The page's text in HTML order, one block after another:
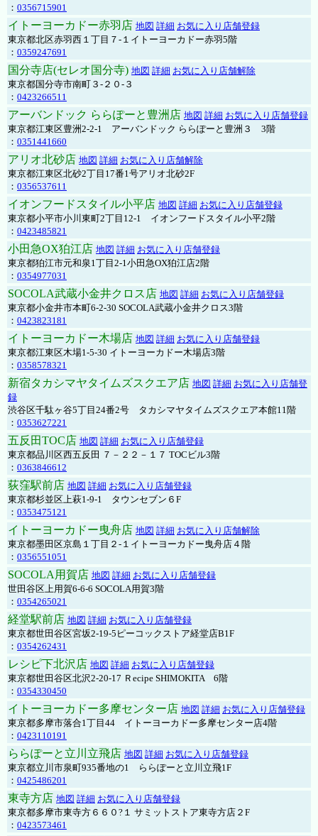
： 0356715901
イトーヨーカドー赤羽店 地図 詳細 お気に入り店舗登録
東京都北区赤羽西１丁目７-１イトーヨーカドー赤羽5階
： 0359247691
国分寺店(セレオ国分寺) 地図 詳細 お気に入り店舗解除
東京都国分寺市南町３-２０-３
： 0423266511
アーバンドック ららぽーと豊洲店 地図 詳細 お気に入り店舗登録
東京都江東区豊洲2-2-1 アーバンドック ららぽーと豊洲３ 3階
： 0351441660
アリオ北砂店 地図 詳細 お気に入り店舗解除
東京都江東区北砂2丁目17番1号アリオ北砂2F
： 0356537611
イオンフードスタイル小平店 地図 詳細 お気に入り店舗登録
東京都小平市小川東町2丁目12-1 イオンフードスタイル小平2階
： 0423485821
小田急OX狛江店 地図 詳細 お気に入り店舗登録
東京都狛江市元和泉1丁目2-1小田急OX狛江店2階
： 0354977031
SOCOLA武蔵小金井クロス店 地図 詳細 お気に入り店舗登録
東京都小金井市本町6-2-30 SOCOLA武蔵小金井クロス3階
： 0423823181
イトーヨーカドー木場店 地図 詳細 お気に入り店舗登録
東京都江東区木場1-5-30 イトーヨーカドー木場店3階
： 0358578321
新宿タカシマヤタイムズスクエア店 地図 詳細 お気に入り店舗登
録
渋谷区千駄ヶ谷5丁目24番2号 タカシマヤタイムズスクエア本館11階
： 0353627221
五反田TOC店 地図 詳細 お気に入り店舗登録
東京都品川区西五反田 ７－２２－１７ TOCビル3階
： 0363846612
荻窪駅前店 地図 詳細 お気に入り店舗登録
東京都杉並区上萩1-9-1 タウンセブン６F
： 0353475121
イトーヨーカドー曳舟店 地図 詳細 お気に入り店舗解除
東京都墨田区京島１丁目２-１イトーヨーカドー曳舟店４階
： 0356551051
SOCOLA用賀店 地図 詳細 お気に入り店舗登録
世田谷区上用賀6-6-6 SOCOLA用賀3階
： 0354265021
経堂駅前店 地図 詳細 お気に入り店舗登録
東京都世田谷区宮坂2-19-5ピーコックストア経堂店B1F
： 0354262431
レシピ下北沢店 地図 詳細 お気に入り店舗登録
東京都世田谷区北沢2-20-17 Ｒecipe SHIMOKITA 6階
： 0354330450
イトーヨーカドー多摩センター店 地図 詳細 お気に入り店舗登録
東京都多摩市落合1丁目44 イトーヨーカドー多摩センター店4階
： 0423110191
ららぽーと立川立飛店 地図 詳細 お気に入り店舗登録
東京都立川市泉町935番地の1 ららぽーと立川立飛1F
： 0425486201
東寺方店 地図 詳細 お気に入り店舗登録
東京都多摩市東寺方６６０?１ サミットストア東寺方店２F
： 0423573461